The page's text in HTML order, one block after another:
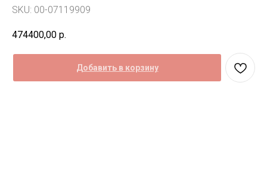
SKU: 00-07119909
474400,00 р.
Добавить в корзину